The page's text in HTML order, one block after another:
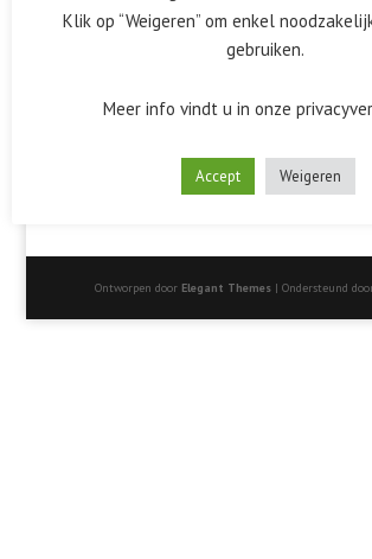
Ontworpen door Elegant Themes| Ondersteund
Klik op “Weigeren” om enkel
gebruiken.
Meer info vindt u in onze
Accept Weigeren